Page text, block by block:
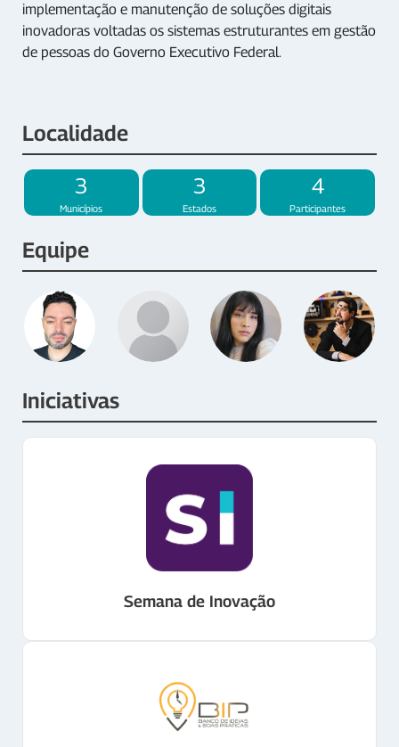
implementação e manutenção de soluções digitais
inovadoras voltadas os sistemas estruturantes em gestão
de pessoas do Governo Executivo Federal.
Localidade
3
Municípios
3
Estados
4
Participantes
Equipe
Iniciativas
Semana de Inovação